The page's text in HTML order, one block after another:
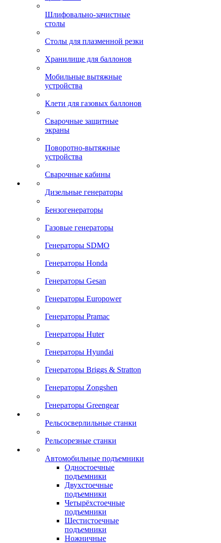
Шлифовально-зачистные
столы
Столы для плазменной резки
Хранилище для баллонов
Мобильные вытяжные
устройства
Клети для газовых баллонов
Сварочные защитные
экраны
Поворотно-вытяжные
устройства
Сварочные кабины
Дизельные генераторы
Бензогенераторы
Газовые генераторы
Генераторы SDMO
Генераторы Honda
Генераторы Gesan
Генераторы Europower
Генераторы Pramac
Генераторы Huter
Генераторы Hyundai
Генераторы Briggs & Stratton
Генераторы Zongshen
Генераторы Greengear
Рельсосверлильные станки
Рельсорезные станки
Автомобильные подъемники
Одностоечные
подъемники
Двухстоечные
подъемники
Четырёхстоечные
подъемники
Шестистоечные
подъемники
Ножничные